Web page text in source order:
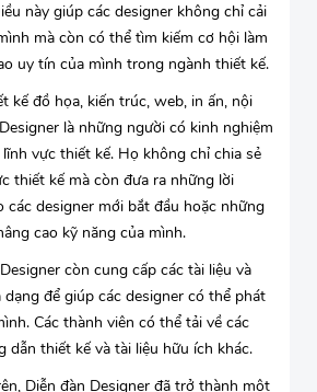
này giúp các designer không chỉ cải
mà còn có thể tìm kiếm cơ hội làm
uy tín của mình trong ngành thiết kế.
kế đồ họa, kiến trúc, web, in ấn, nội
là những người có kinh nghiệm
vực thiết kế. Họ không chỉ chia sẻ
thiết kế mà còn đưa ra những lời
các designer mới bắt đầu hoặc những
cao kỹ năng của mình.
còn cung cấp các tài liệu và
để giúp các designer có thể phát
Các thành viên có thể tải về các
dẫn thiết kế và tài liệu hữu ích khác.
Diễn đàn Designer đã trở thành một